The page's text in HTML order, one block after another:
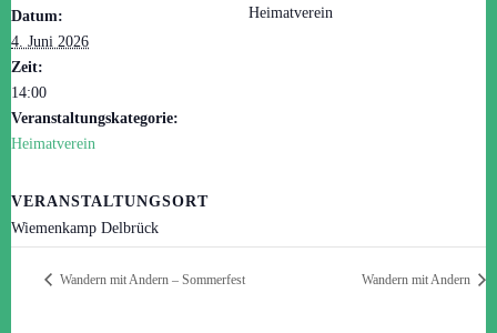
Datum:
4. Juni 2026
Zeit:
14:00
Veranstaltungskategorie:
Heimatverein
Heimatverein
VERANSTALTUNGSORT
Wiemenkamp Delbrück
Wandern mit Andern – Sommerfest Wandern mit Andern